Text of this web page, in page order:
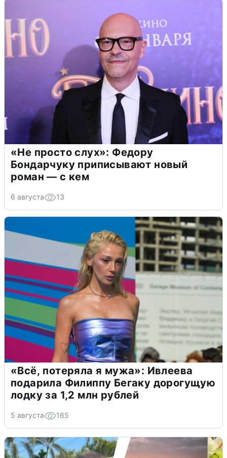
«Не просто слух»: Федору
Бондарчуку приписывают новый
роман — с кем
6 августа 13
«Всё, потеряла я мужа»: Ивлеева
подарила Филиппу Бегаку дорогущую
лодку за 1,2 млн рублей
5 августа 165